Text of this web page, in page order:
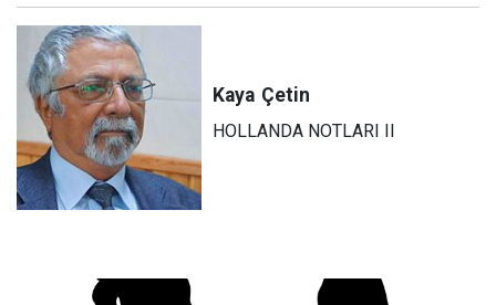
Kaya Çetin
HOLLANDA NOTLARI II